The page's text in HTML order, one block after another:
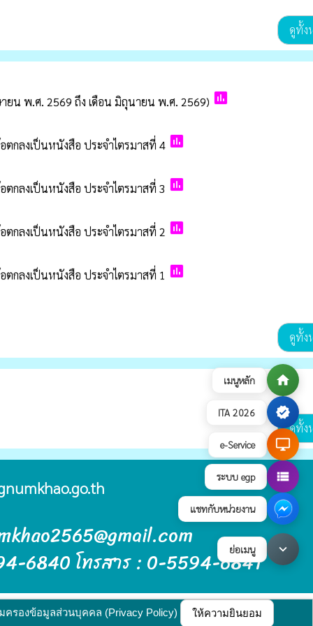
รองข้อมูลส่วนบุคคล (Privacy Policy) ให้ความยินยอม
เมนูหลัก home
ITA 2026 verified
e-Service desktop_windows
ระบบ egp view_list
แชทกับหน่วยงาน
ย่อเมนู keyboard_arrow_down
ดูทั้ง
ยน พ.ศ. 2569 ถึง เดือน มิถุนายน พ.ศ. 2569) poll
ตกลงเป็นหนังสือ ประจำไตรมาสที่ 4 poll
ตกลงเป็นหนังสือ ประจำไตรมาสที่ 3 poll
ตกลงเป็นหนังสือ ประจำไตรมาสที่ 2 poll
ตกลงเป็นหนังสือ ประจำไตรมาสที่ 1 poll
ดูทั้ง
ดูทั้ง
6840 โทรสาร : 0-5594-6841
ายการคุ้มครองข้อมูลส่วนบุคคล update : 17 กรกฎาคม 2569